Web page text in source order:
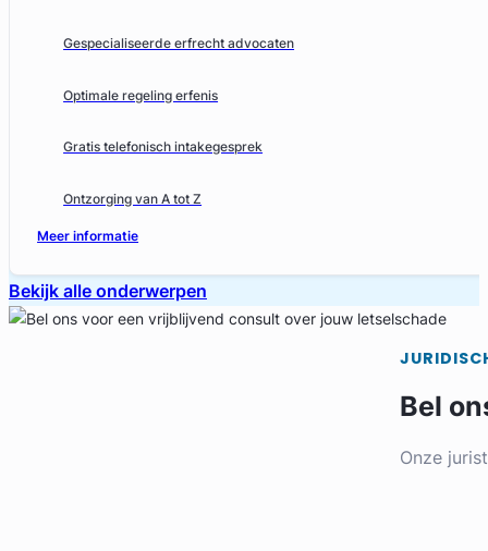
Gespecialiseerde erfrecht advocaten
Optimale regeling erfenis
Gratis telefonisch intakegesprek
Ontzorging van A tot Z
Meer informatie
Bekijk alle onderwerpen
Bel
Onze